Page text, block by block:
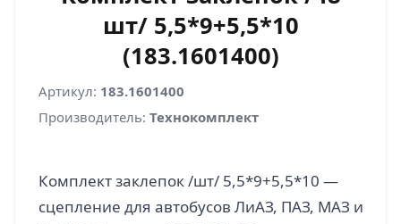
шт/ 5,5*9+5,5*10
(183.1601400)
Артикул: 183.1601400
Производитель: Технокомплект
Комплект заклепок /шт/ 5,5*9+5,5*10 —
сцепление для автобусов ЛиАЗ, ПАЗ, МАЗ и